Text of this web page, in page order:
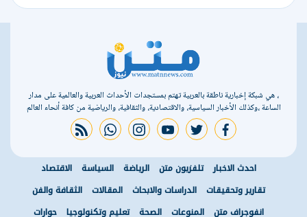
، هي شبكة إخبارية ناطقة بالعربية تهتم بمستجدات الأحداث العربية والعالمية على مدار
الساعة ،وكذلك الأخبار السياسية، والاقتصادية، والثقافية، والرياضية من كافة أنحاء العالم
facebook
twitter
youtube
instagram
whatsapp
rss feed
احدث الاخبار تلفزيون متن الرياضة السياسة
الاقتصاد
تقارير وتحقيقات
الدراسات والابحاث المقالات
الثقافة والفن
انفوجراف متن
المنوعات الصحة تعليم وتكنولوجيا حوارات